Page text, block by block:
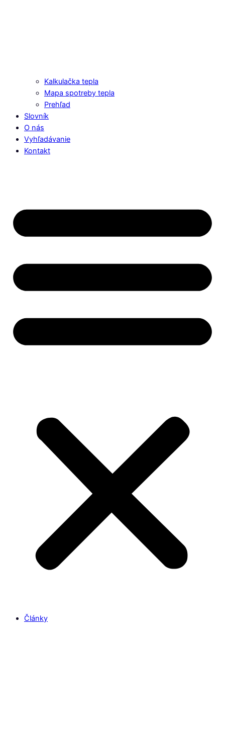
Kalkulačka tepla
Mapa spotreby tepla
Prehľad
Slovník
O nás
Vyhľadávanie
Kontakt
Články